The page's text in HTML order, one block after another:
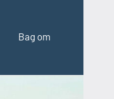
Bag om